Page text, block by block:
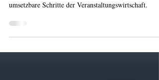
Der Leitfaden übersetzt die Anforderungen der ISO in
umsetzbare Schritte der Veranstaltungswirtschaft.